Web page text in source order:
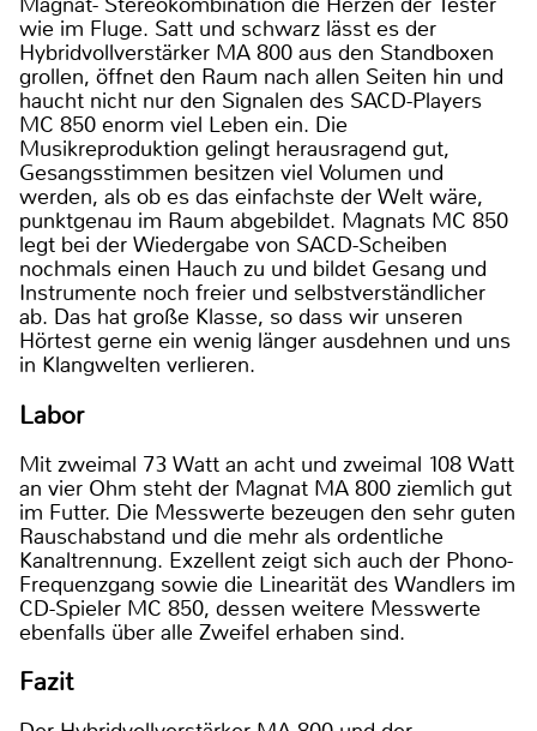
wie im Fluge. Satt und schwarz lässt es der
Hybridvollverstärker MA 800 aus den Standboxen
grollen, öffnet den Raum nach allen Seiten hin und
haucht nicht nur den Signalen des SACD-Players
MC 850 enorm viel Leben ein. Die
Musikreproduktion gelingt herausragend gut,
Gesangsstimmen besitzen viel Volumen und
werden, als ob es das einfachste der Welt wäre,
punktgenau im Raum abgebildet. Magnats MC 850
legt bei der Wiedergabe von SACD-Scheiben
nochmals einen Hauch zu und bildet Gesang und
Instrumente noch freier und selbstverständlicher
ab. Das hat große Klasse, so dass wir unseren
Hörtest gerne ein wenig länger ausdehnen und uns
in Klangwelten verlieren.
Labor
Mit zweimal 73 Watt an acht und zweimal 108 Watt
an vier Ohm steht der Magnat MA 800 ziemlich gut
im Futter. Die Messwerte bezeugen den sehr guten
Rauschabstand und die mehr als ordentliche
Kanaltrennung. Exzellent zeigt sich auch der Phono-
Frequenzgang sowie die Linearität des Wandlers im
CD-Spieler MC 850, dessen weitere Messwerte
ebenfalls über alle Zweifel erhaben sind.
Fazit